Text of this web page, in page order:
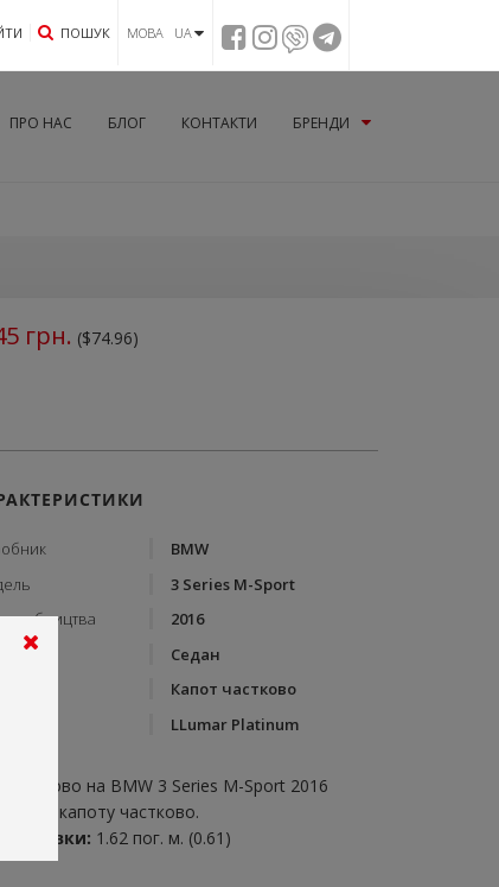
ПОШУК МОВА UA
ПРО НАС БЛОГ КОНТАКТИ БРЕНДИ
грн. ($74.96)
BMW
3 Series M-Sport
2016
кузову
Седан
Капот частково
LLumar Platinum
частково на BMW 3 Series M-Sport 2016
для капоту частково.
плівки: 1.62 пог. м. (0.61)